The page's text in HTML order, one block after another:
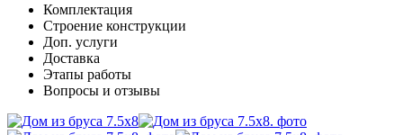
Комплектация
Cтроение конструкции
Доп. услуги
Доставка
Этапы работы
Вопросы и отзывы